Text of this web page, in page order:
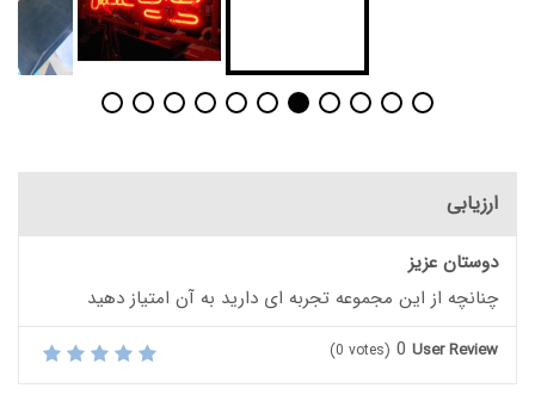
ارزیابی
دوستان عزیز
چنانچه از این مجموعه تجربه ای دارید به آن امتیاز دهید
User Review
0
(0 votes)